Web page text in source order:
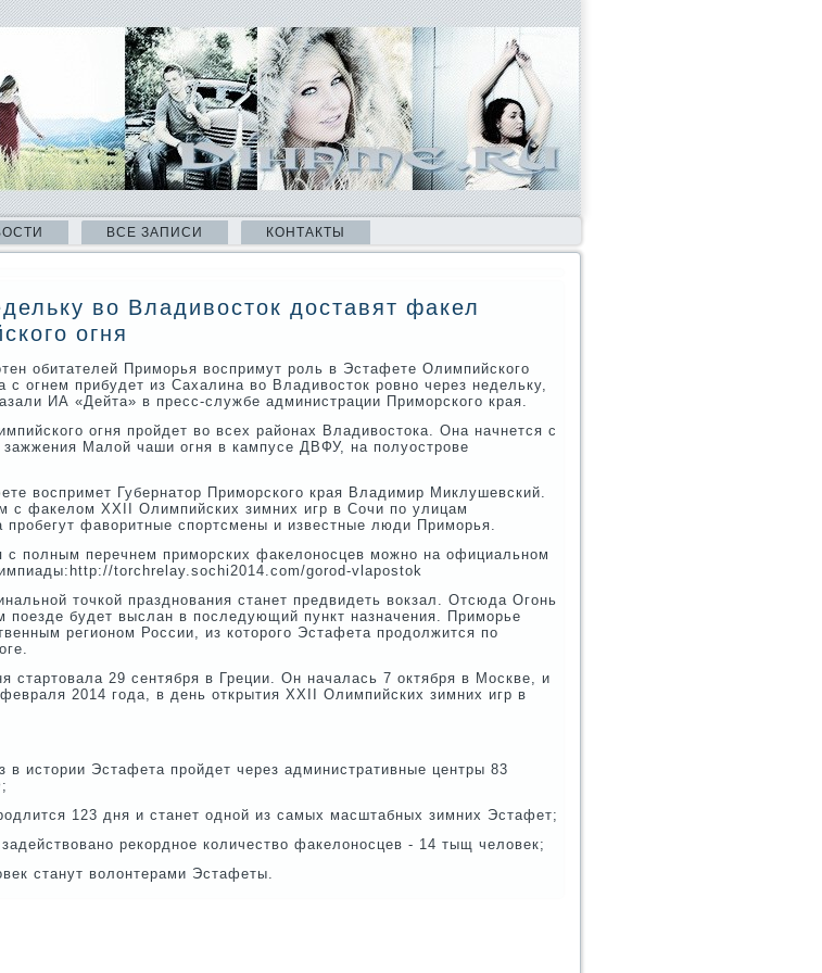
ВСЕ ЗАПИСИ КОНТАКТЫ
во Владивосток доставят факел
огня
обитателей Приморья воспримут роль в Эстафете Олимпийского
с огнем прибудет из Сахалина во Владивосток ровно через недельку,
ИА «Дейта» в пресс-службе администрации Приморского края.
огня пройдет во всех районах Владивостока. Она начнется с
зажжения Малой чаши огня в кампусе ДВФУ, на полуострове
воспримет Губернатор Приморского края Владимир Миклушевский.
с факелом XXII Олимпийских зимних игр в Сочи по улицам
пробегут фаворитные спортсмены и известные люди Приморья.
с полным перечнем приморских факелоносцев можно на официальном
torchrelay.sochi2014.com/gorod-vlapostok
точкой празднования станет предвидеть вокзал. Отсюда Огонь
поезде будет выслан в последующий пункт назначения. Приморье
регионом России, из которого Эстафета продолжится по
стартовала 29 сентября в Греции. Он началась 7 октября в Москве, и
2014 года, в день открытия XXII Олимпийских зимних игр в
в истории Эстафета пройдет через административные центры 83
123 дня и станет одной из самых масштабных зимних Эстафет;
рекордное количество факелоносцев - 14 тыщ человек;
станут волонтерами Эстафеты.